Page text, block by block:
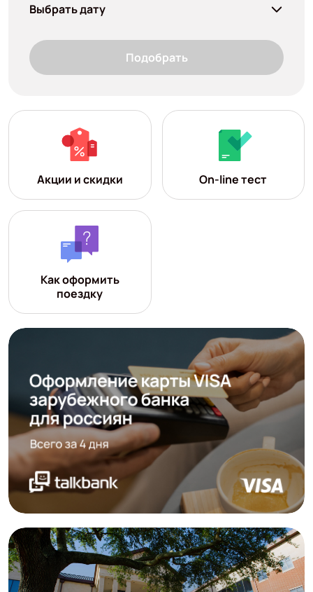
Выбрать дату
Подобрать
Акции и скидки On-line тест
Как оформить
поездку